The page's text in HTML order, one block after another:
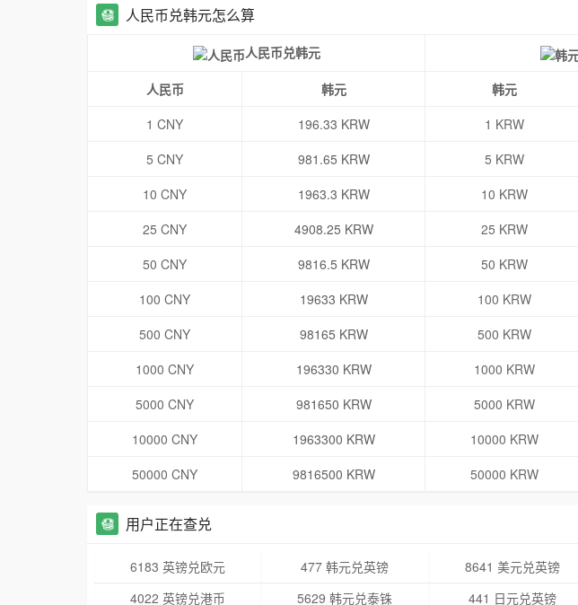
人民币兑韩元怎么算
人民币兑韩元
人民币 韩元 韩元
1 CNY
196.33 KRW 1 KRW
5 CNY
981.65 KRW 5 KRW
10 CNY
1963.3 KRW 10 KRW
25 CNY
4908.25 KRW 25 KRW
50 CNY
9816.5 KRW 50 KRW
100 CNY
19633 KRW 100 KRW
500 CNY
98165 KRW 500 KRW
1000 CNY
196330 KRW 1000 KRW
5000 CNY
981650 KRW 5000 KRW
10000 CNY
1963300 KRW 10000 KRW
50000 CNY
9816500 KRW 50000 KRW
用户正在查兑
6183 英镑兑欧元 477 韩元兑英镑 8641 美元兑英镑
4022 英镑兑港币
5629 韩元兑泰铢 441 日元兑英镑